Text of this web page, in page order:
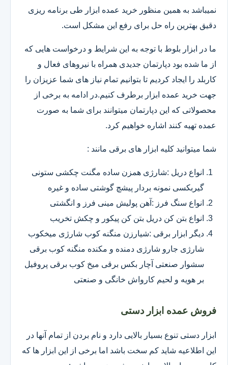
نمیباشد به همین منظور خرید عمده ابزار طی برنامه ریزی
دقیق بهترین راه حل برای رفع این مشکل است.
ما در ابزار بلوط با توجه به این شرایط و درخواست هایی که
از ما شده بود دپارتمان جدیدی همراه با نیروهای فعال و
کاربلد را ایجاد کردیم تا بتوانیم تمام نیاز های شما عزیزان را
جهت خرید عمده ابزار برطرف کنیم.در ادامه به برخی از
محصولاتی که این دپارتمان میتوانند برای شما به صورت
عمده تهیه کنند اشاره خواهیم کرد.
شما میتوانید کلیه ابزار های برقی مانند :
انواع دریل :شارژی همزن ساده مگنت چکشی ستونی
گیربکسی نمونه بردار پیشچ گوشتی ساده و غیره
انواع سنگ فرز :آهن پولیش مینی فرز و انگشتی
انواع بتن کن دریل بتن کن پیکور و چکش تخریب
دیگر ابزار برقی :شیارزن منگنه کوب شارژی میخکوب
شارژی جارو شارژی دمنده و مکنده منگنه کوب برقی
سشوار صنعتی آچار بکس برقی میخ کوب برقی پروفیل
بر هویه و لحیم کارواش خانگی و صنعتی
فروش عمده ابزار دستی
ابزار دستی تنوع بسیار بالایی دارد و نام بردن از تمام آنها در
این اطلاعیه شاید کم سخت باشد اما برخی از این ابزار ها که